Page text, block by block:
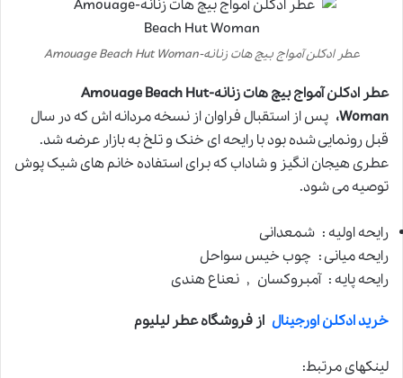
عطر ادکلن آمواج بیچ هات زنانه-Amouage Beach Hut Woman
عطر ادکلن آمواج بیچ هات زنانه-Amouage Beach Hut
Woman، پس از استقبال فراوان از نسخه مردانه اش که در سال
قبل رونمایی شده بود با رایحه ای خنک و تلخ به بازار عرضه شد.
عطری هیجان انگیز و شاداب که برای استفاده خانم های شیک پوش
توصیه می شود.
رایحه اولیه : شمعدانی
رایحه میانی : چوب خیس سواحل
رایحه پایه : آمبروکسان , نعناع هندی
خرید ادکلن اورجینال از فروشگاه عطر لیلیوم
لینکهای مرتبط: